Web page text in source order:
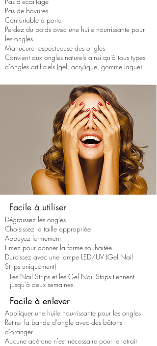
Pas de bavures
Confortable à porter
Perdez du poids avec une huile nourrissante pour
les ongles
Manucure respectueuse des ongles
Convient aux ongles naturels ainsi qu'à tous types
d'ongles artificiels (gel, acrylique, gomme laque)
Dégraissez les ongles
Choisissez la taille appropriée
Appuyez fermement
Limez pour donner la forme souhaitée
Durcissez avec une lampe LED/UV (Gel Nail
Strips uniquement)
Facile à utiliser
Les Nail Strips et les Gel Nail Strips tiennent
jusqu'à deux semaines.
Facile à enlever
Appliquer une huile nourrissante pour les ongles
Retirer la bande d'ongle avec des bâtons
d'oranger
Aucune acétone n'est nécessaire pour le retrait